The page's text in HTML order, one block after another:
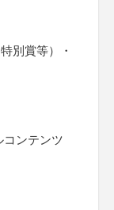
別賞等）・
ンテンツ